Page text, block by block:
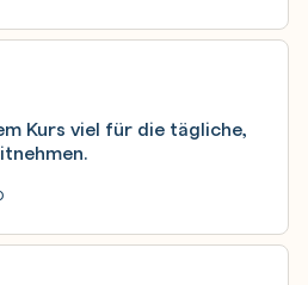
Kurs viel für die tägliche,